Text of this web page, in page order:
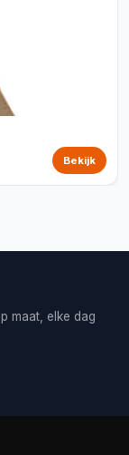
Bekijk
maat, elke dag